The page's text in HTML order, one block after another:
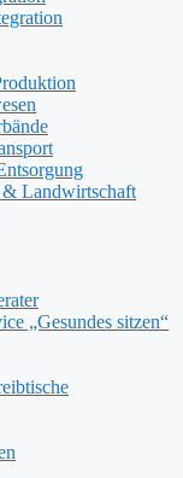
& Landwirtschaft
„Gesundes sitzen“